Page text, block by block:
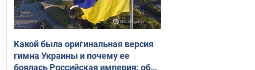
Какой была оригинальная версия
гимна Украины и почему ее
боялась Российская империя: об